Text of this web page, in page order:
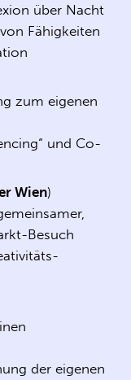
über Nacht
Fähigkeiten
zum eigenen
und Co-
Wien)
Besuch
der eigenen